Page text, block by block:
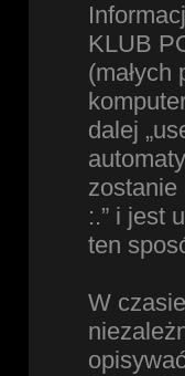
KLUB
dalej
zostanie
:.” i jest
ten
W